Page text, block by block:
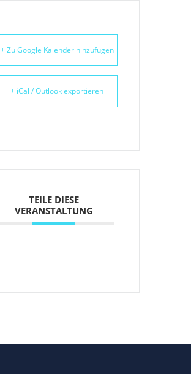
+ Zu Google Kalender hinzufügen
+ iCal / Outlook exportieren
TEILE DIESE
VERANSTALTUNG